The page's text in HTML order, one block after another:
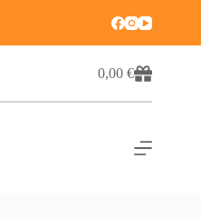
0,00€